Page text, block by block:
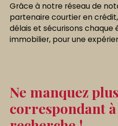
Grâce à notre réseau de
partenaire courtier en
délais et sécurisons
immobilier, pour une
Ne manquez
correspondant